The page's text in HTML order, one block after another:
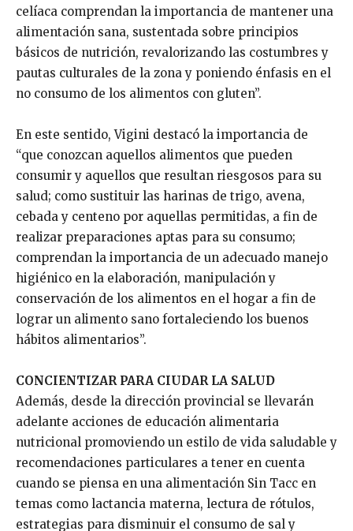
celíaca comprendan la importancia de mantener una
alimentación sana, sustentada sobre principios
básicos de nutrición, revalorizando las costumbres y
pautas culturales de la zona y poniendo énfasis en el
no consumo de los alimentos con gluten”.
En este sentido, Vigini destacó la importancia de
“que conozcan aquellos alimentos que pueden
consumir y aquellos que resultan riesgosos para su
salud; como sustituir las harinas de trigo, avena,
cebada y centeno por aquellas permitidas, a fin de
realizar preparaciones aptas para su consumo;
comprendan la importancia de un adecuado manejo
higiénico en la elaboración, manipulación y
conservación de los alimentos en el hogar a fin de
lograr un alimento sano fortaleciendo los buenos
hábitos alimentarios”.
CONCIENTIZAR PARA CIUDAR LA SALUD
Además, desde la dirección provincial se llevarán
adelante acciones de educación alimentaria
nutricional promoviendo un estilo de vida saludable y
recomendaciones particulares a tener en cuenta
cuando se piensa en una alimentación Sin Tacc en
temas como lactancia materna, lectura de rótulos,
estrategias para disminuir el consumo de sal y